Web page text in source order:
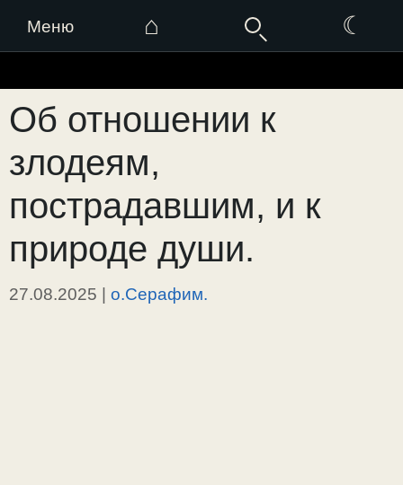
Меню ⌂ ☾
к
содержимому
Об отношении к
злодеям,
пострадавшим, и к
природе души.
27.08.2025 | о.Серафим.